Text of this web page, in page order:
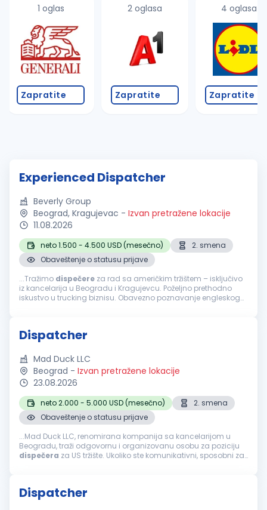
1 oglas
Zapratite
2 oglasa
Zapratite
4 oglasa
Zapratite
Experienced Dispatcher
Beverly Group
Beograd, Kragujevac - Izvan pretražene lokacije
11.08.2026
neto 1.500 - 4.500 USD (mesečno)
2. smena
Obaveštenje o statusu prijave
...Tražimo dispečere za rad sa američkim tržištem – isključivo
iz kancelarija u Beogradu i Kragujevcu. Poželjno prethodno
iskustvo u trucking biznisu. Obavezno poznavanje engleskog
Dispatcher
Mad Duck LLC
Beograd - Izvan pretražene lokacije
23.08.2026
neto 2.000 - 5.000 USD (mesečno)
2. smena
Obaveštenje o statusu prijave
...Mad Duck LLC, renomirana kompanija sa kancelarijom u
Beogradu, traži odgovornu i organizovanu osobu za poziciju
dispečera za US tržište. Ukoliko ste komunikativni, sposobni za
Dispatcher